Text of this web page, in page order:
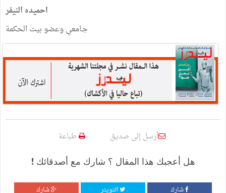
احميده النيفر
جـامعي وعضو بيت الحكمة
أرسل إلى صديق طباعة
هل أعجبك هذا المقال ؟ شارك مع أصدقائك !
شارك التويتر شارك